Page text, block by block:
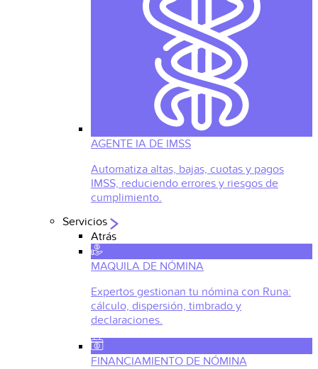
AGENTE IA DE IMSS
Automatiza altas, bajas, cuotas y pagos
IMSS, reduciendo errores y riesgos de
cumplimiento.
Servicios
Atrás
MAQUILA DE NÓMINA
Expertos gestionan tu nómina con Runa:
cálculo, dispersión, timbrado y
declaraciones.
FINANCIAMIENTO DE NÓMINA